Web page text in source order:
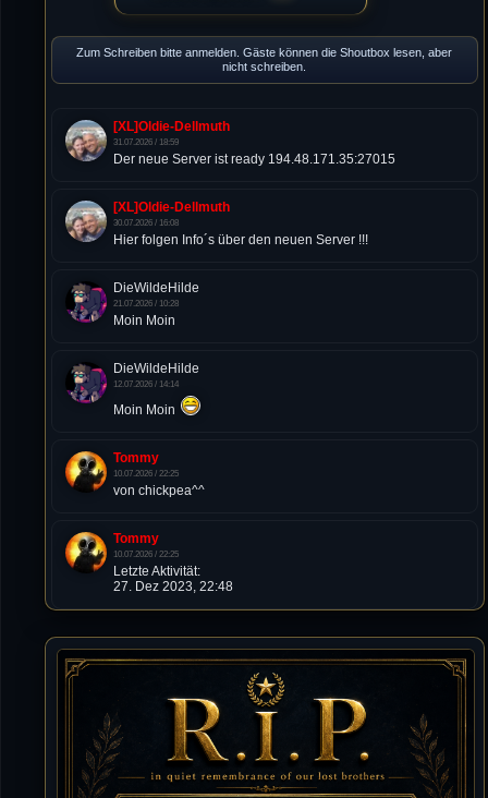
Zum Schreiben bitte anmelden. Gäste können die Shoutbox lesen, aber
nicht schreiben.
[XL]Oldie-Dellmuth
31.07.2026 / 18:59
Der neue Server ist ready 194.48.171.35:27015
[XL]Oldie-Dellmuth
30.07.2026 / 16:08
Hier folgen Info´s über den neuen Server !!!
DieWildeHilde
21.07.2026 / 10:28
Moin Moin
DieWildeHilde
12.07.2026 / 14:14
Moin Moin
Tommy
10.07.2026 / 22:25
von chickpea^^
Tommy
10.07.2026 / 22:25
Letzte Aktivität:
27. Dez 2023, 22:48
DieWildeHilde
10.07.2026 / 12:48
Happy Birthday Chickpea
DieWildeHilde
10.07.2026 / 10:08
Hallo meine Lieben!